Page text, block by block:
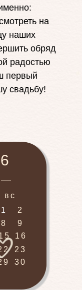
на
наших
обряд
радостью
первый
свадьбу!
30
23
16
2
8
9
вс
1